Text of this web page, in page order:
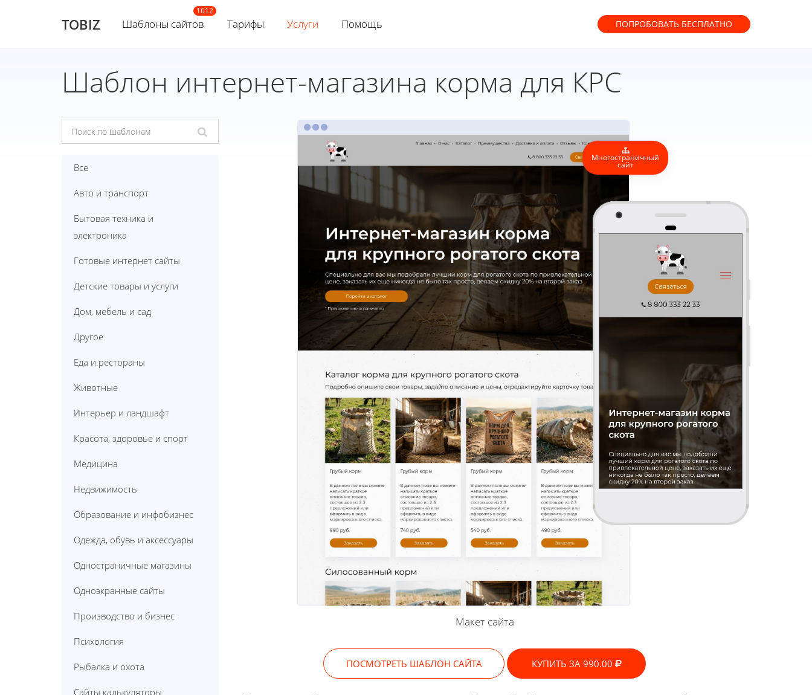
TOBIZ Шаблоны сайтов Тарифы Услуги Помощь ПОПРОБОВАТЬ БЕСПЛАТНО
Шаблон интернет-магазина корма для КРС
Все
Авто и транспорт
Бытовая техника и
электроника
Готовые интернет сайты
Детские товары и услуги
Дом, мебель и сад
Другое
Еда и рестораны
Животные
Интерьер и ландшафт
Красота, здоровье и спорт
Медицина
Недвижимость
Образование и инфобизнес
Одежда, обувь и аксессуары
Одностраничные магазины
Одноэкранные сайты
Производство и бизнес
Психология
Рыбалка и охота
Сайты калькуляторы
Многостраничный
сайт
Макет сайта
ПОСМОТРЕТЬ ШАБЛОН САЙТА КУПИТЬ ЗА 990.00